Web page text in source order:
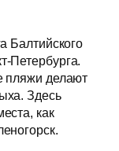
Балтийского
Петербурга.
пляжи делают
Здесь
как